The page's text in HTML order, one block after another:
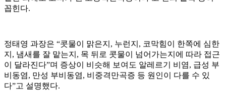
꼽힌다.
정태영 과장은 “콧물이 맑은지, 누런지, 코막힘이 한쪽에 심한
지, 냄새를 잘 맡는지, 목 뒤로 콧물이 넘어가는지에 따라 접근
이 달라진다”며 증상이 비슷해 보여도 알레르기 비염, 급성 부
비동염, 만성 부비동염, 비중격만곡증 등 원인이 다를 수 있
다”고 설명했다.